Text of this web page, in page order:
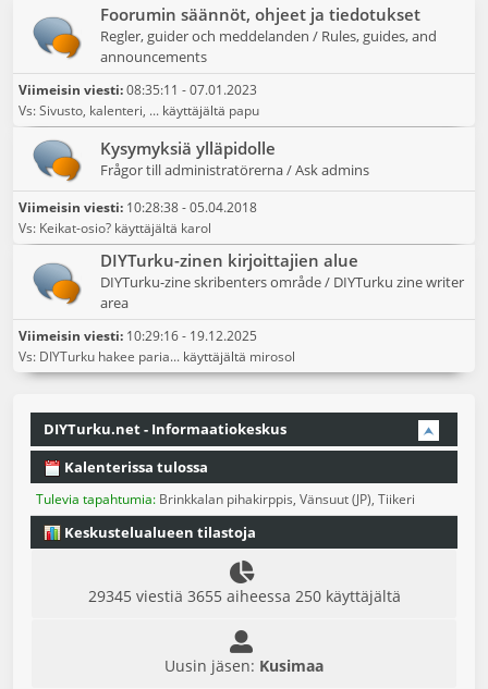
Foorumin säännöt, ohjeet ja tiedotukset
Regler, guider och meddelanden / Rules, guides, and
announcements
Viimeisin viesti:08:35:11 - 07.01.2023
Vs: Sivusto, kalenteri, ... käyttäjältä papu
Kysymyksiä ylläpidolle
Frågor till administratörerna / Ask admins
Viimeisin viesti: 10:28:38 - 05.04.2018
Vs: Keikat-osio? käyttäjältä karol
DIYTurku-zinen kirjoittajien alue
DIYTurku-zine skribenters område / DIYTurku zine writer
area
Viimeisin viesti: 10:29:16 - 19.12.2025
Vs: DIYTurku hakee paria... käyttäjältä mirosol
DIYTurku.net - Informaatiokeskus
Kalenterissa tulossa
Tulevia tapahtumia: Brinkkalan pihakirppis, Vänsuut (JP), Tiikeri
Keskustelualueen tilastoja
29345 viestiä 3655 aiheessa 250 käyttäjältä
Uusin jäsen: Kusimaa